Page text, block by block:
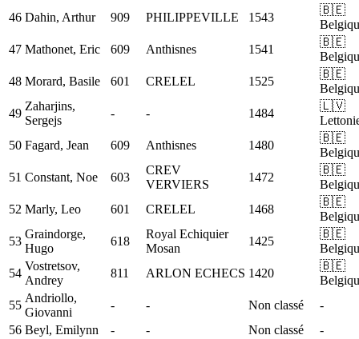
46 Dahin, Arthur 909 PHILIPPEVILLE 1543
🇧🇪
47 Mathonet, Eric 609 Anthisnes 1541
🇧🇪
48 Morard, Basile 601 CRELEL 1525
🇧🇪
49
Zaharjins,
Sergejs
- - 1484
🇱🇻
50 Fagard, Jean 609 Anthisnes 1480
🇧🇪
51 Constant, Noe 603
CREV
VERVIERS
1472
🇧🇪
52 Marly, Leo 601 CRELEL 1468
🇧🇪
53
Graindorge,
Hugo
618
Royal Echiquier
Mosan
1425
🇧🇪
54
Vostretsov,
Andrey
811 ARLON ECHECS 1420
🇧🇪
55
Andriollo,
Giovanni
- - Non classé
-
56 Beyl, Emilynn - - Non classé
-